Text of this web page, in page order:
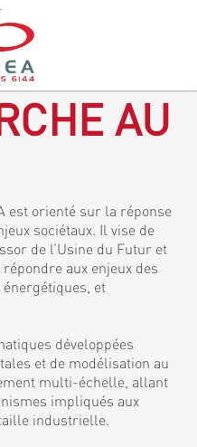
AU
est orienté sur la réponse
sociétaux. Il vise de
de l’Usine du Futur et
aux enjeux des
et
développées
et de modélisation au
multi-échelle, allant
impliqués aux
industrielle.